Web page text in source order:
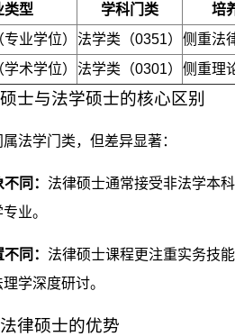
类型 学科门类
培
业学位） 法学类（0351） 侧重法
术学位） 法学类（0301） 侧重理
士与法学硕士的核心区别
法学门类，但差异显著：
同： 法律硕士通常接受非法学本
业。
同： 法律硕士课程更注重实务技
学深度研讨。
律硕士的优势